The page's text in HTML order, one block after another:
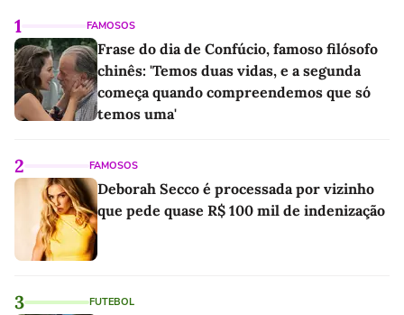
1 FAMOSOS
Frase do dia de Confúcio, famoso filósofo
chinês: 'Temos duas vidas, e a segunda
começa quando compreendemos que só
temos uma'
2 FAMOSOS
Deborah Secco é processada por vizinho
que pede quase R$ 100 mil de indenização
3 FUTEBOL